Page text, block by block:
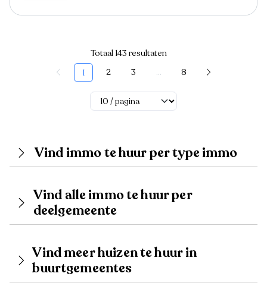
Totaal 143 resultaten
1
2 3 ... 8
Vind immo te huur per type immo
Vind alle immo te huur per
deelgemeente
Vind meer huizen te huur in
buurtgemeentes